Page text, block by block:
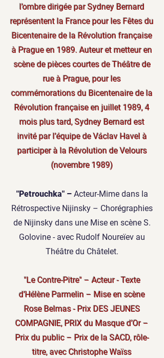
l’ombre dirigée par Sydney Bernard
représentent la France pour les Fêtes du
Bicentenaire de la Révolution française
à Prague en 1989. Auteur et metteur en
scène de pièces courtes de Théâtre de
rue à Prague, pour les
commémorations du Bicentenaire de la
Révolution française en juillet 1989, 4
mois plus tard, Sydney Bernard est
invité par l’équipe de Václav Havel à
participer à la Révolution de Velours
(novembre 1989)
"Petrouchka" –Acteur-Mime dans la
Rétrospective Nijinsky – Chorégraphies
de Nijinsky dans une Mise en scène S.
Golovine - avec Rudolf Noureïev au
Théâtre du Châtelet.
"Le Contre-Pitre" – Acteur - Texte
d’Hélène Parmelin – Mise en scène
Rose Belmas - Prix DES JEUNES
COMPAGNIE, PRIX du Masque d’Or –
Prix du public – Prix de la SACD, rôle-
titre, avec Christophe Waïss